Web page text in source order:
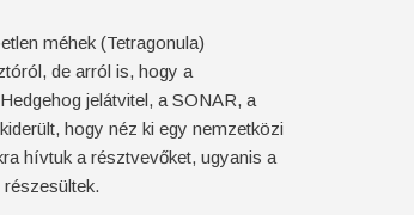
méhek (Tetragonula)
de arról is, hogy a
jelátvitel, a SONAR, a
hogy néz ki egy nemzetközi
hívtuk a résztvevőket, ugyanis a